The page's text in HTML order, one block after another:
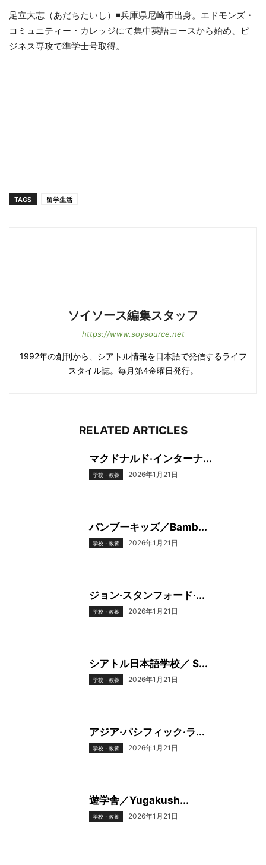
足立大志（あだちたいし）◾️兵庫県尼崎市出身。エドモンズ・
コミュニティー・カレッジにて集中英語コースから始め、ビ
ジネス専攻で準学士号取得。
TAGS 留学生活
ソイソース編集スタッフ
https://www.soysource.net
1992年の創刊から、シアトル情報を日本語で発信するライフ
スタイル誌。毎月第4金曜日発行。
RELATED ARTICLES
マクドナルド·インターナ...
学校・教養 2026年1月21日
バンブーキッズ／Bamb...
学校・教養 2026年1月21日
ジョン·スタンフォード·...
学校・教養 2026年1月21日
シアトル日本語学校／ S...
学校・教養 2026年1月21日
アジア·パシフィック·ラ...
学校・教養 2026年1月21日
遊学舎／Yugakush...
学校・教養 2026年1月21日